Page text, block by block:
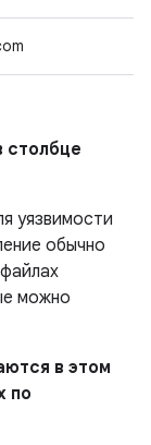
столбце
уязвимости
обычно
можно
в этом
по